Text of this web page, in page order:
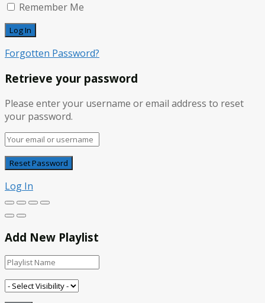
Remember Me
Forgotten Password?
Retrieve your password
Please enter your username or email address to reset
your password.
Log In
Add New Playlist